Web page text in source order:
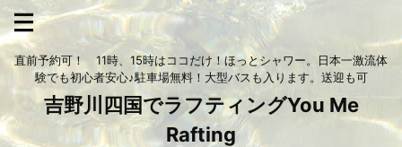
直前予約可！ 11時、15時はココだけ！ほっとシャワー。日本一激流体
験でも初心者安心♪駐車場無料！大型バスも入ります。送迎も可
吉野川四国でラフティングYou Me
Rafting